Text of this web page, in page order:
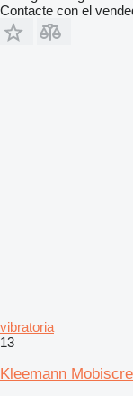
Contacte con el
vibratoria
13
Kleemann